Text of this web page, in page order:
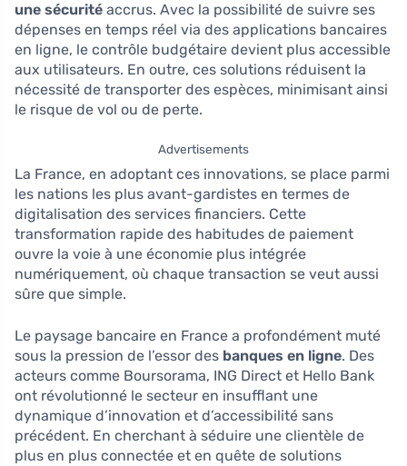
une sécurité accrus. Avec la possibilité de suivre ses
dépenses en temps réel via des applications bancaires
en ligne, le contrôle budgétaire devient plus accessible
aux utilisateurs. En outre, ces solutions réduisent la
nécessité de transporter des espèces, minimisant ainsi
le risque de vol ou de perte.
Advertisements
La France, en adoptant ces innovations, se place parmi
les nations les plus avant-gardistes en termes de
digitalisation des services financiers. Cette
transformation rapide des habitudes de paiement
ouvre la voie à une économie plus intégrée
numériquement, où chaque transaction se veut aussi
sûre que simple.
Le paysage bancaire en France a profondément muté
sous la pression de l’essor des banques en ligne. Des
acteurs comme Boursorama, ING Direct et Hello Bank
ont révolutionné le secteur en insufflant une
dynamique d’innovation et d’accessibilité sans
précédent. En cherchant à séduire une clientèle de
plus en plus connectée et en quête de solutions